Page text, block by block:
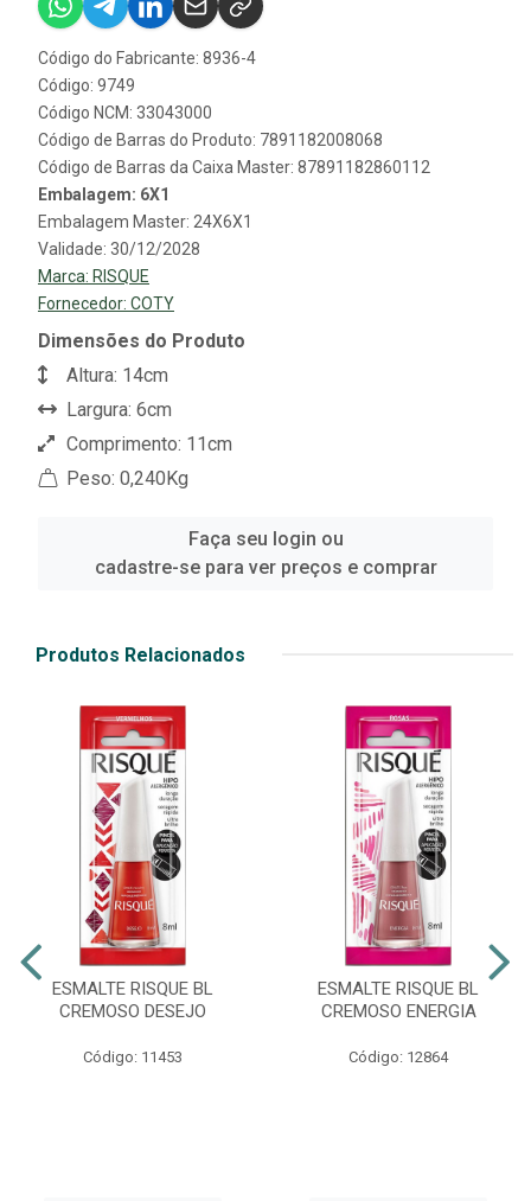
Código do Fabricante: 8936-4
Código: 9749
Código NCM: 33043000
Código de Barras do Produto: 7891182008068
Código de Barras da Caixa Master: 87891182860112
Embalagem: 6X1
Embalagem Master: 24X6X1
Validade: 30/12/2028
Marca: RISQUE
Fornecedor: COTY
Dimensões do Produto
Altura: 14cm
Largura: 6cm
Comprimento: 11cm
Peso: 0,240Kg
Faça seu login ou
cadastre-se para ver preços e comprar
Produtos Relacionados
ESMALTE RISQUE BL
CREMOSO DESEJO
Código: 11453
ESMALTE RISQUE BL
CREMOSO ENERGIA
Código: 12864